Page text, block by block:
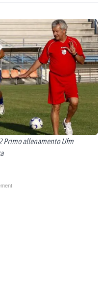
Primo allenamento Ufm